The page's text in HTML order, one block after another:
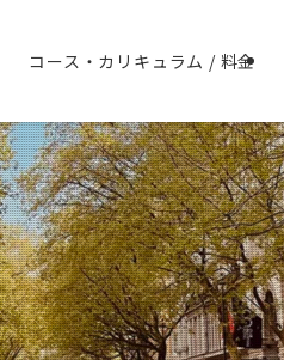
コース・カリキュラム / 料金